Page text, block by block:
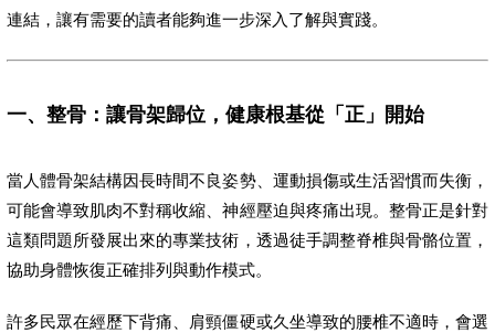
連結，讓有需要的讀者能夠進一步深入了解與實踐。
一、整骨：讓骨架歸位，健康根基從「正」開始
當人體骨架結構因長時間不良姿勢、運動損傷或生活習慣而失衡，
可能會導致肌肉不對稱收縮、神經壓迫與疼痛出現。整骨正是針對
這類問題所發展出來的專業技術，透過徒手調整脊椎與骨骼位置，
協助身體恢復正確排列與動作模式。
許多民眾在經歷下背痛、肩頸僵硬或久坐導致的腰椎不適時，會選